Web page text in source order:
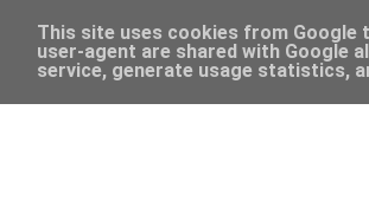
This site uses cookies from Google
user-agent are shared with Google
service, generate usage statistics,